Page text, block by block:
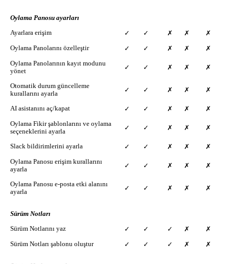
Oylama Panosu ayarları
Ayarlara erişim ✓ ✓ ✗ ✗ ✗
Oylama Panolarını özelleştir ✓ ✓ ✗ ✗ ✗
Oylama Panolarının kayıt modunu
yönet
✓ ✓ ✗ ✗ ✗
Otomatik durum güncelleme
kurallarını ayarla
✓ ✓ ✗ ✗ ✗
AI asistanını aç/kapat ✓ ✓ ✗ ✗ ✗
Oylama Fikir şablonlarını ve oylama
seçeneklerini ayarla
✓ ✓ ✗ ✗ ✗
Slack bildirimlerini ayarla ✓ ✓ ✗ ✗ ✗
Oylama Panosu erişim kurallarını
ayarla
✓ ✓ ✗ ✗ ✗
Oylama Panosu e-posta etki alanını
ayarla
✓ ✓ ✗ ✗ ✗
Sürüm Notları
Sürüm Notlarını yaz ✓ ✓ ✓ ✗ ✗
Sürüm Notları şablonu oluştur ✓ ✓ ✓ ✗ ✗